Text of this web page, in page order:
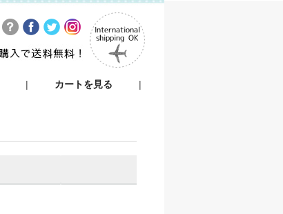
カートを見る